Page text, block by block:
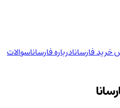
فارسانادرباره فارساناسوالات